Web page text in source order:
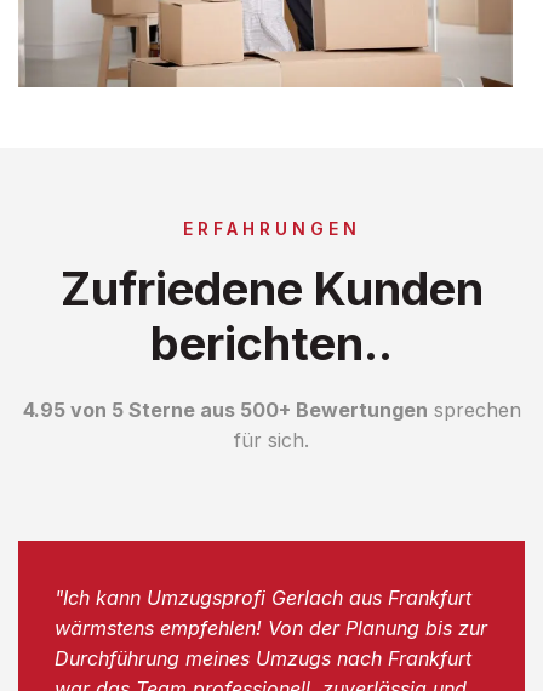
ERFAHRUNGEN
Zufriedene Kunden
berichten..
4.95 von 5 Sterne aus 500+ Bewertungen sprechen
für sich.
"Ich kann Umzugsprofi Gerlach aus Frankfurt
wärmstens empfehlen! Von der Planung bis zur
Durchführung meines Umzugs nach Frankfurt